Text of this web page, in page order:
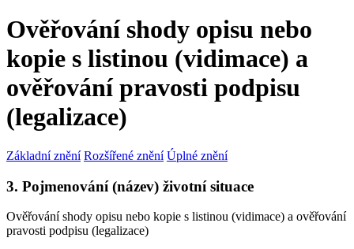
Ověřování shody opisu nebo
kopie s listinou (vidimace) a
ověřování pravosti podpisu
(legalizace)
Základní znění Rozšířené znění Úplné znění
3. Pojmenování (název) životní situace
Ověřování shody opisu nebo kopie s listinou (vidimace) a ověřování
pravosti podpisu (legalizace)